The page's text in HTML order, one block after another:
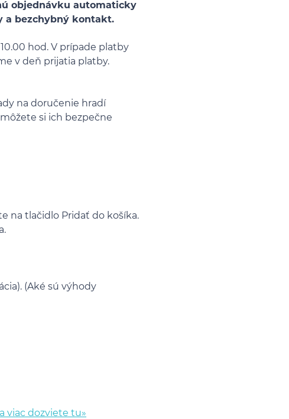
objednávku automaticky
a bezchybný kontakt.
hod. V prípade platby
v deň prijatia platby.
na doručenie hradí
si ich bezpečne
na tlačidlo Pridať do košíka.
(Aké sú výhody
viac dozviete tu»